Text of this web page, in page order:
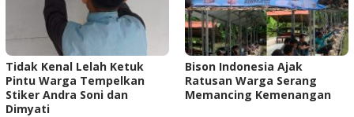
Tidak Kenal Lelah Ketuk
Pintu Warga Tempelkan
Stiker Andra Soni dan
Dimyati
Bison Indonesia Ajak
Ratusan Warga Serang
Memancing Kemenangan